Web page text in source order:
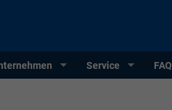
Service FAQ